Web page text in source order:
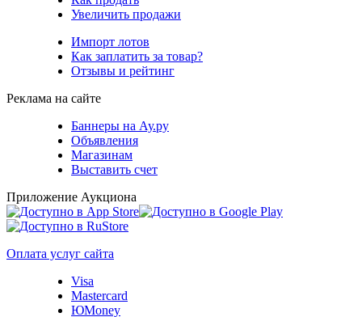
Увеличить продажи
Импорт лотов
Как заплатить за товар?
Отзывы и рейтинг
Реклама на сайте
Баннеры на Ау.ру
Объявления
Магазинам
Выставить счет
Приложение Аукциона
Оплата услуг сайта
Visa
Mastercard
ЮMoney